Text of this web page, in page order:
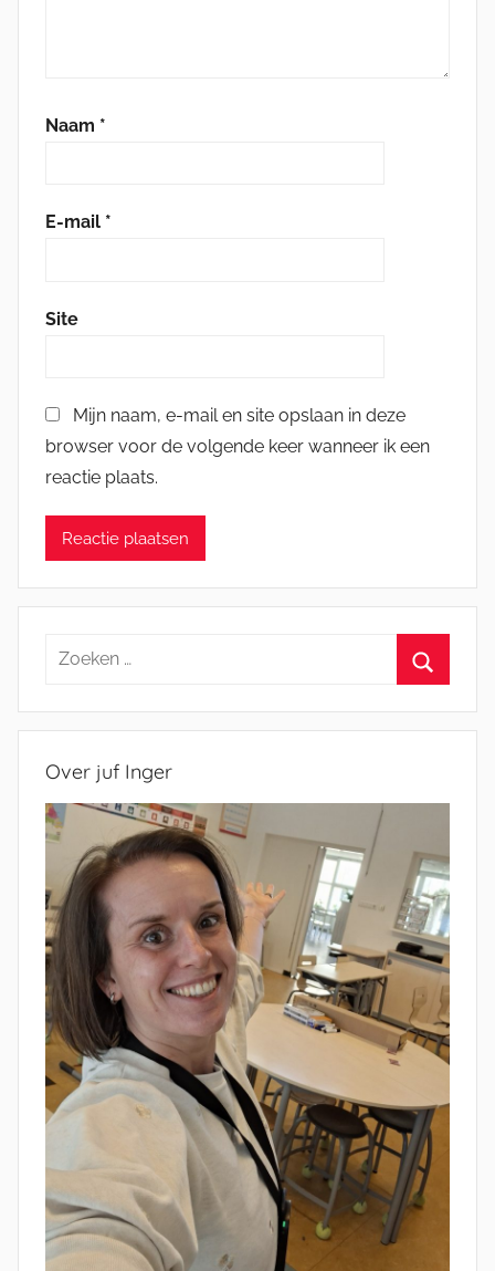
Naam *
E-mail *
Site
Mijn naam, e-mail en site opslaan in deze
browser voor de volgende keer wanneer ik een
reactie plaats.
Zoeken
Over juf Inger